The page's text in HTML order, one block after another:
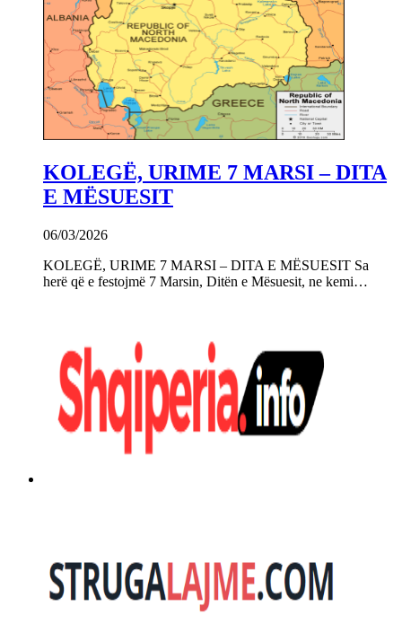
KOLEGË, URIME 7 MARSI – DITA
E MËSUESIT
06/03/2026
KOLEGË, URIME 7 MARSI – DITA E MËSUESIT Sa
herë që e festojmë 7 Marsin, Ditën e Mësuesit, ne kemi…